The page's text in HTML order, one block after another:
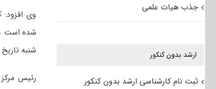
وی
شنبه تاریخ ۱۸ تیرماه تا ساعت ۱۳ روز سه شنبه ۲۱ تیرماه نسبت به انتخاب رشته اقدام کنند.
رئیس
جذب هیات علمی
ارشد بدون کنکور
ثبت نام کارشناسی ارشد بدون کنکور